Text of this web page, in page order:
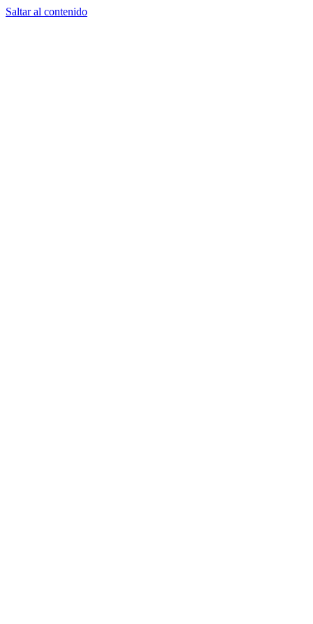
Saltar al contenido